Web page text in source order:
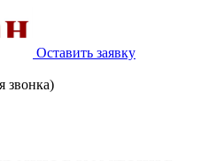
Оставить заявку
звонка)